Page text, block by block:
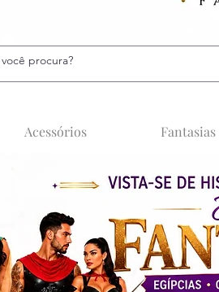
Acessórios Fantasias